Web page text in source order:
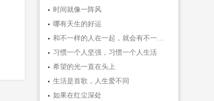
时间就像一阵风
哪有天生的好运
和不一样的人在一起，就会有不一样的人生
习惯一个人坚强，习惯一个人生活
希望的光一直在头上
生活是首歌，人生爱不同
如果在红尘深处